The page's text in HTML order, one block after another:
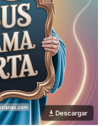
Descargar